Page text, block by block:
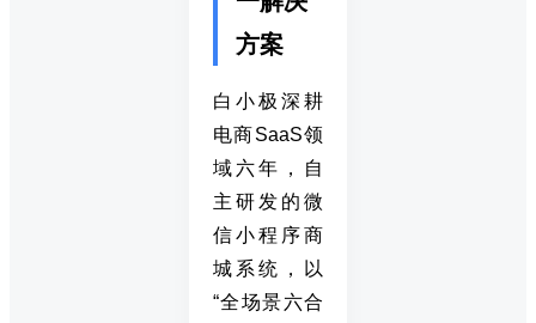
方案
白小极深耕
电商SaaS领
域六年，自
主研发的微
信小程序商
城系统，以
“全场景六合